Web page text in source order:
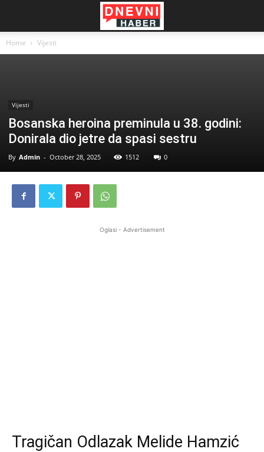
Home Vijesti
Vijesti
Bosanska heroina preminula u 38. godini:
Donirala dio jetre da spasi sestru
By Admin - October 28, 2025 1512 0
Oglasi - Advertisement
Tragičan Odlazak Melide Hamzić